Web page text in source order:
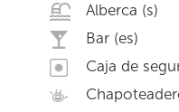
Alberca (s)
Bar (es)
Caja de